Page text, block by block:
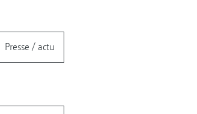
Presse / actu